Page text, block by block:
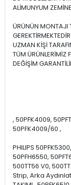
ALİMUNYUM
ÜRÜNÜN MONTAJI
GEREKTİRMEKTEDİR.
UZMAN KİŞİ
TÜM ÜRÜNLERİMİZ
DEĞİŞİM
, 50PFK4009,
50PFK4009/60 ,
PHILIPS
50PFH6550,
500TT56 V0,
Strip, Arka